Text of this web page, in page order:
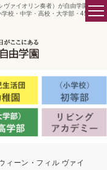
ヴァイオリン奏者）が自由学園で
校・中学・高校・大学部・45歳
ィーン・フィル ヴァイ